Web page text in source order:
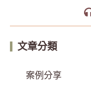
文章分類
案例分享